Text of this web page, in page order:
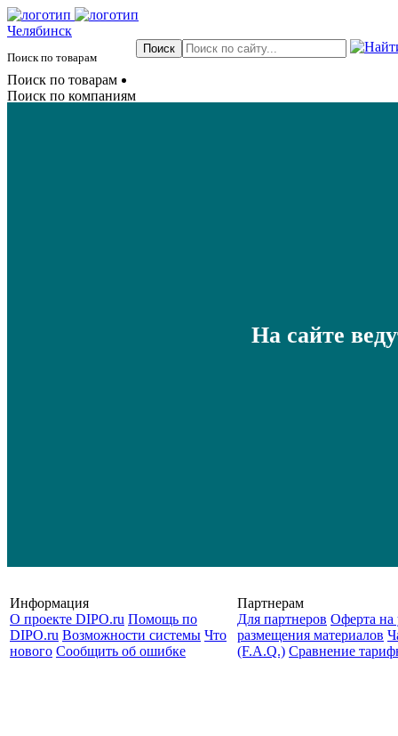
Челябинск
Поиск по товарам
Поиск по товарам
Поиск по компаниям
На сайте
Информация
О проекте DIPO.ru Помощь по
DIPO.ru Возможности системы Что
нового Сообщить об ошибке
Партнерам
Для партнеров Оферта на
размещения материалов
(F.A.Q.) Cравнение